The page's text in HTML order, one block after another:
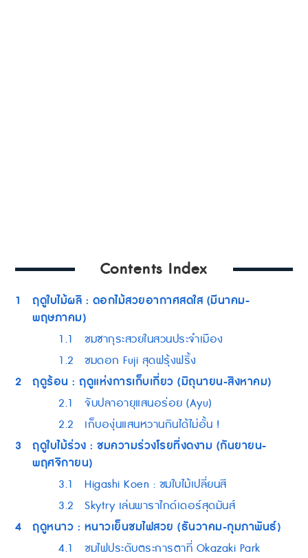
Contents Index
1
ฤดูใบไม้ผลิ : ดอกไม้สวยอากาศสดใส (มีนาคม-
พฤษภาคม)
1.1
ชมซากุระสวยในสวนประจำเมือง
1.2
ชมดอก Fuji สุดฟรุ้งฟริ้ง
2 ฤดูร้อน : ฤดูแห่งการเก็บเกี่ยว (มิถุนายน-สิงหาคม)
2.1
จับปลาอายุแสนอร่อย (Ayu)
2.2
เก็บองุ่นแสนหวานกินได้ไม่อั้น !
3
ฤดูใบไม้ร่วง : ชมความร่วงโรยที่งดงาม (กันยายน-
พฤศจิกายน)
3.1
Higashi Koen : ชมใบไม้เปลี่ยนสี
3.2
Skytry เล่นพาราไกด์เดอร์สุดมันส์
4 ฤดูหนาว : หนาวเย็นชมไฟสวย (ธันวาคม-กุมภาพันธ์)
4.1 ชมไฟประดับตระการตาที่ Okazaki Park